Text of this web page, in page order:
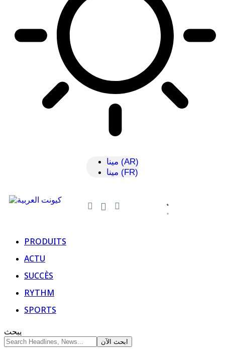
مينا (AR)
مينا (FR)
PRODUITS
ACTU
SUCCÈS
RYTHM
SPORTS
يبحث